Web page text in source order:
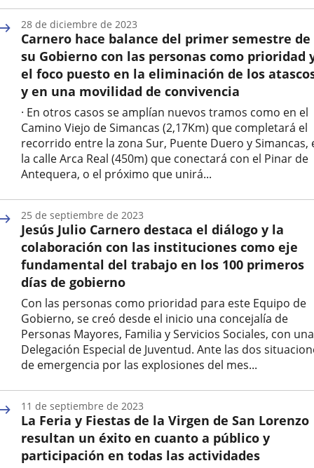
la
noticia
Carnero hace balance del primer semestre de
su Gobierno con las personas como prioridad
el foco puesto en la eliminación de los
y en una movilidad de convivencia
· En otros casos se amplían nuevos tramos como en el
Camino Viejo de Simancas (2,17Km) que completará el
recorrido entre la zona Sur, Puente Duero y Simancas,
la calle Arca Real (450m) que conectará con el Pinar de
Antequera, o el próximo que unirá...
la
noticia
28 de diciembre de 2023
Jesús Julio Carnero destaca el diálogo y la
colaboración con las instituciones como eje
fundamental del trabajo en los 100 primeros
días de gobierno
Con las personas como prioridad para este Equipo de
Gobierno, se creó desde el inicio una concejalía de
Personas Mayores, Familia y Servicios Sociales, con una
Delegación Especial de Juventud. Ante las dos
de emergencia por las explosiones del mes...
la
noticia
25 de septiembre de 2023
La Feria y Fiestas de la Virgen de San Lorenzo
resultan un éxito en cuanto a público y
participación en todas las actividades
11 de septiembre de 2023